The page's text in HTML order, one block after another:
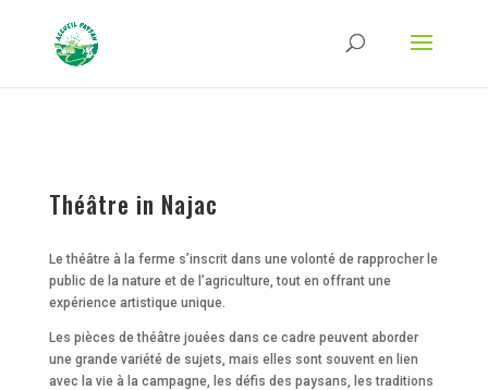
Type-Options Referrer-Policy Permissions-Policy
ga('require', 'GTM-TFCVLFN');
Théâtre in Najac
Le théâtre à la ferme s’inscrit dans une volonté de rapprocher le
public de la nature et de l’agriculture, tout en offrant une
expérience artistique unique.
Les pièces de théâtre jouées dans ce cadre peuvent aborder
une grande variété de sujets, mais elles sont souvent en lien
avec la vie à la campagne, les défis des paysans, les traditions